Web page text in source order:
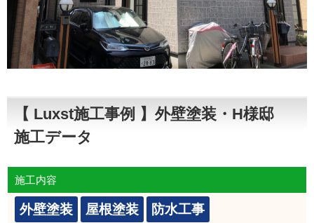
【 Luxst施工事例 】外壁塗装・H様邸
施工データ
施工内容
外壁塗装 屋根塗装
防水工事